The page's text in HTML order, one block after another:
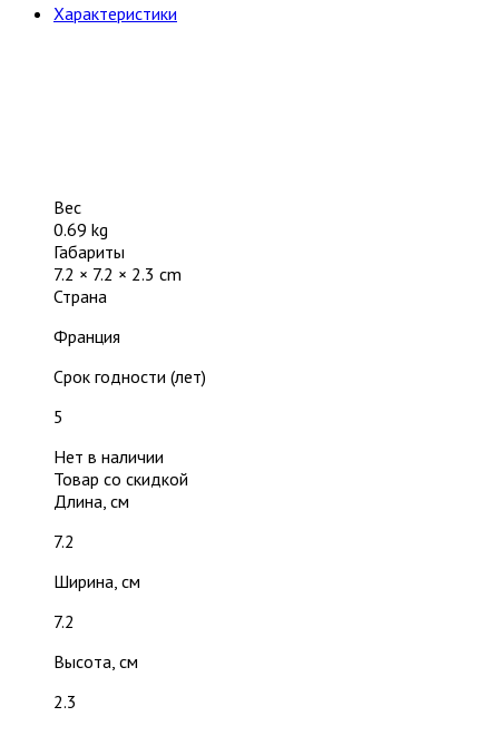
Характеристики
Вес
0.69 kg
Габариты
7.2 × 7.2 × 2.3 cm
Страна
Франция
Срок годности (лет)
5
Нет в наличии
Товар со скидкой
Длина, см
7.2
Ширина, см
7.2
Высота, см
2.3